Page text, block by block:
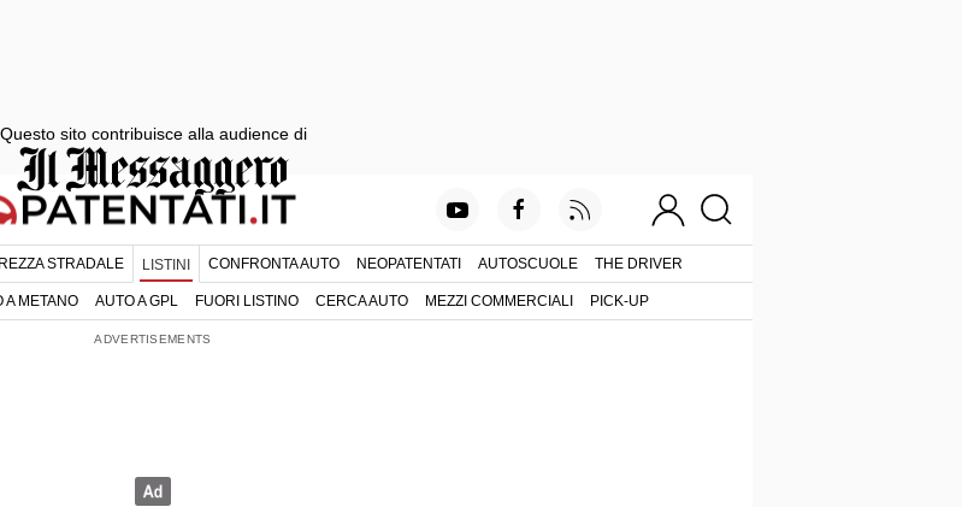
STRADALE LISTINI CONFRONTA AUTO NEOPATENTATI AUTOSCUOLE THE DRIVER
A METANO AUTO A GPL FUORI LISTINO CERCA AUTO MEZZI COMMERCIALI PICK-UP
Questo sito contribuisce alla audience di